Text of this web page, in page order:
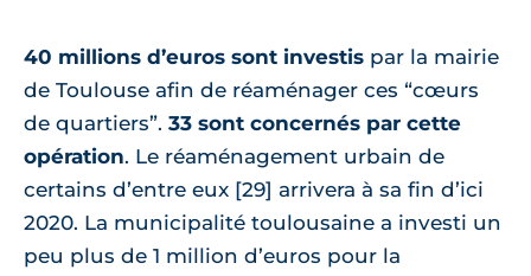
40 millions d’euros sont investis par la mairie
de Toulouse afin de réaménager ces “cœurs
de quartiers”. 33 sont concernés par cette
opération. Le réaménagement urbain de
certains d’entre eux [29] arrivera à sa fin d’ici
2020. La municipalité toulousaine a investi un
peu plus de 1 million d’euros pour la